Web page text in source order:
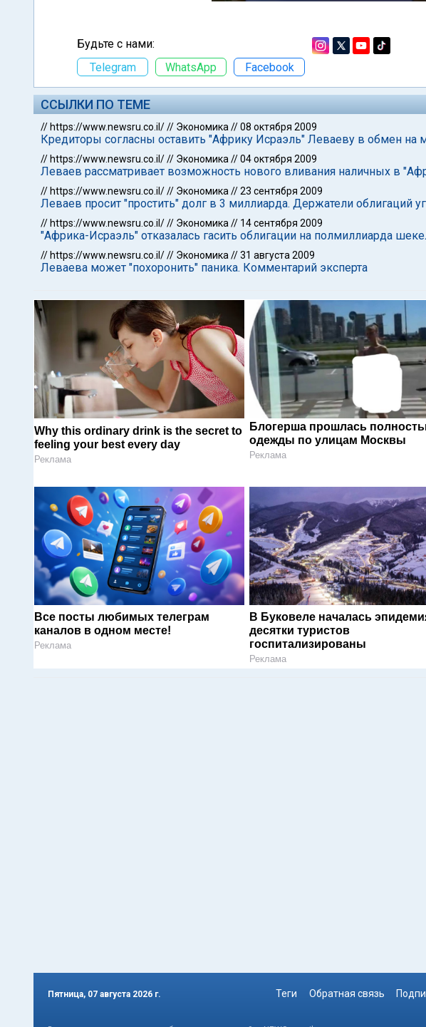
Будьте с нами:
Telegram
WhatsApp Facebook
ССЫЛКИ ПО ТЕМЕ
// https://www.newsru.co.il/// Экономика //08 октября 2009
Кредиторы согласны оставить "Африку Исраэль" Леваеву в обмен на
// https://www.newsru.co.il/// Экономика //04 октября 2009
Леваев рассматривает возможность нового вливания наличных в
// https://www.newsru.co.il/// Экономика //23 сентября 2009
Леваев просит "простить" долг в 3 миллиарда. Держатели облигаций
// https://www.newsru.co.il/// Экономика // 14 сентября 2009
"Африка-Исраэль" отказалась гасить облигации на полмиллиарда
// https://www.newsru.co.il/// Экономика //31 августа 2009
Леваева может "похоронить" паника. Комментарий эксперта
Why this ordinary drink is the secret to
feeling your best every day
Реклама
Блогерша прошлась
одежды по улицам Москвы
Реклама
Все посты любимых телеграм
каналов в одном месте!
Реклама
В Буковеле началась
десятки туристов
госпитализированы
Реклама
Пятница, 07 августа 2026 г. Теги Обратная связь